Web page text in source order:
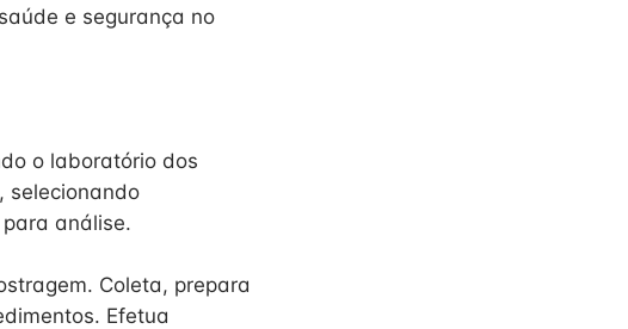
e segurança no
o laboratório dos
selecionando
análise.
Coleta, prepara
Efetua